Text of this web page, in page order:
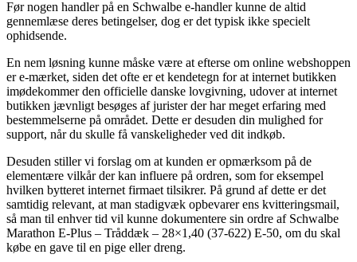
Før nogen handler på en Schwalbe e-handler kunne de altid
gennemlæse deres betingelser, dog er det typisk ikke specielt
ophidsende.
En nem løsning kunne måske være at efterse om online webshoppen
er e-mærket, siden det ofte er et kendetegn for at internet butikken
imødekommer den officielle danske lovgivning, udover at internet
butikken jævnligt besøges af jurister der har meget erfaring med
bestemmelserne på området. Dette er desuden din mulighed for
support, når du skulle få vanskeligheder ved dit indkøb.
Desuden stiller vi forslag om at kunden er opmærksom på de
elementære vilkår der kan influere på ordren, som for eksempel
hvilken bytteret internet firmaet tilsikrer. På grund af dette er det
samtidig relevant, at man stadigvæk opbevarer ens kvitteringsmail,
så man til enhver tid vil kunne dokumentere sin ordre af Schwalbe
Marathon E-Plus – Tråddæk – 28×1,40 (37-622) E-50, om du skal
købe en gave til en pige eller dreng.